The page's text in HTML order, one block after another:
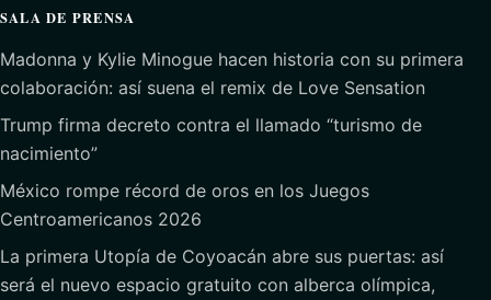
SALA DE PRENSA
Madonna y Kylie Minogue hacen historia con su primera
colaboración: así suena el remix de Love Sensation
Trump firma decreto contra el llamado “turismo de
nacimiento”
México rompe récord de oros en los Juegos
Centroamericanos 2026
La primera Utopía de Coyoacán abre sus puertas: así
será el nuevo espacio gratuito con alberca olímpica,